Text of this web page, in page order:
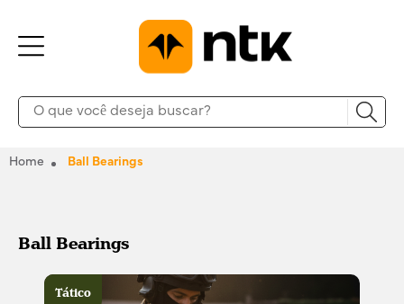
Home Ball Bearings
Ball Bearings
Tático